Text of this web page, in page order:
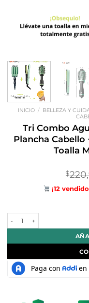
INICIO / BELLEZA Y
Tri Combo
Plancha Cabello
Toalla
$
¡12